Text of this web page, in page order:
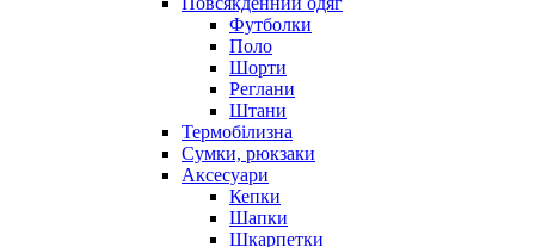
Футболки
Поло
Шорти
Реглани
Штани
Термобілизна
Сумки, рюкзаки
Аксесуари
Кепки
Шапки
Шкарпетки